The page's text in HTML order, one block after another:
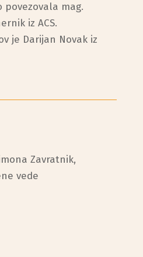
povezovala mag.
iz ACS.
je Darijan Novak iz
Zavratnik,
vede